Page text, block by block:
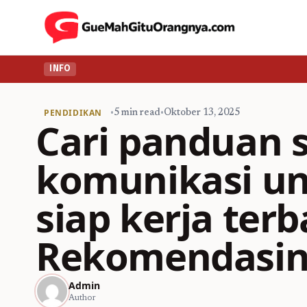
INFO
PENDIDIKAN •5 min read•Oktober 13, 2025
Cari panduan
komunikasi
siap kerja
Admin
Author